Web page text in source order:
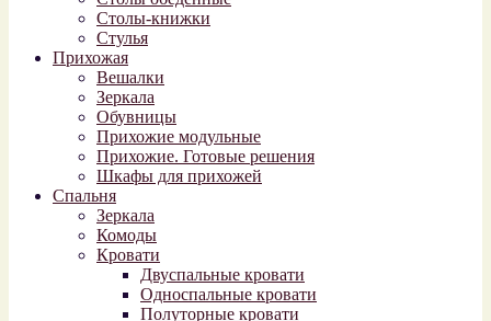
Столы-книжки
Стулья
Прихожая
Вешалки
Зеркала
Обувницы
Прихожие модульные
Прихожие. Готовые решения
Шкафы для прихожей
Спальня
Зеркала
Комоды
Кровати
Двуспальные кровати
Односпальные кровати
Полуторные кровати